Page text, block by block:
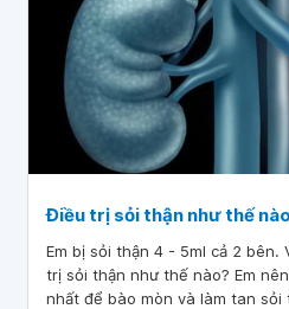
Điều trị sỏi thận như thế
Em bị sỏi thận 4 - 5ml cả 2 bên.
trị sỏi thận như thế nào? Em
nhất để bào mòn và làm tan sỏi